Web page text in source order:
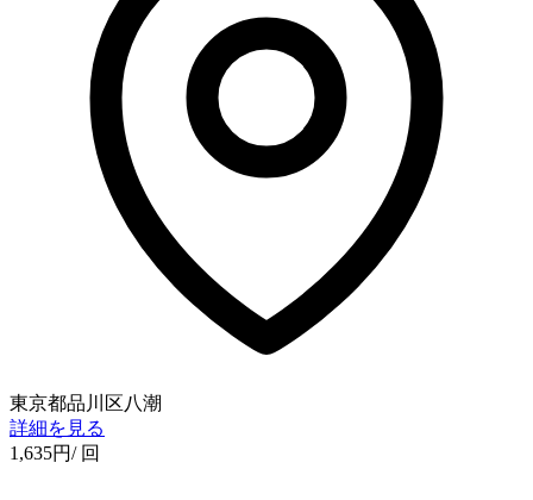
東京都品川区八潮
詳細を見る
1,635円/ 回